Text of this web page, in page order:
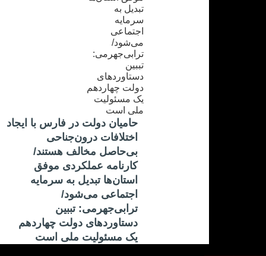
حامیان دولت در فارس با ایجاد
اختلافات درون‌جناحی
بی‌حاصل مخالف هستند/
کارنامه عملکردی موفق
استان‌ها تبدیل به سرمایه
اجتماعی می‌شود/
ترابی‌جهرمی: تببین
دستاوردهای دولت چهاردهم
یک مسئولیت ملی است